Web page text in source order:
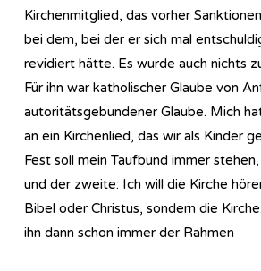
Kirchenmitglied, das vorher
bei dem, bei der er sich mal
revidiert hätte. Es wurde auch nichts
Für ihn war katholischer Glaube von
autoritätsgebundener Glaube. Mich
an ein Kirchenlied, das wir als Kinder
Fest soll mein Taufbund immer
und der zweite: Ich will die Kirche
Bibel oder Christus, sondern die
ihn dann schon immer der Rahmen